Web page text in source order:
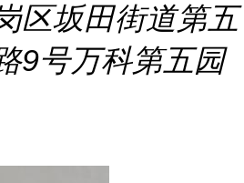
区坂田街道第五
9号万科第五园